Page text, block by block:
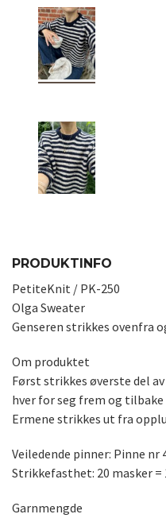
PRODUKTINFO
PetiteKnit / PK-250
Olga Sweater
Genseren strikkes ovenfra
Om produktet
Først strikkes øverste del
hver for seg frem og
Ermene strikkes ut fra
Veiledende pinner: Pinne nr
Strikkefasthet: 20 masker =
Garnmengde